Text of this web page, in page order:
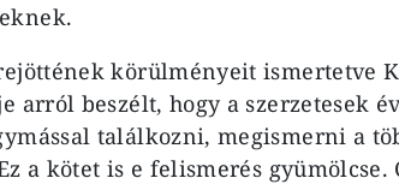
körülményeit ismertetve
arról beszélt, hogy a szerzetesek
találkozni, megismerni a
a kötet is e felismerés